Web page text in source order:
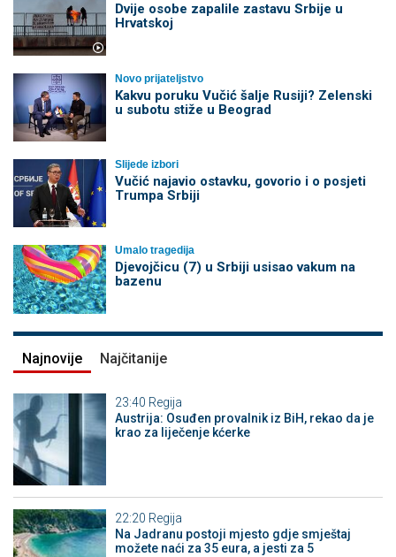
Dvije osobe zapalile zastavu Srbije u
Hrvatskoj
Novo prijateljstvo
Kakvu poruku Vučić šalje Rusiji? Zelenski
u subotu stiže u Beograd
Slijede izbori
Vučić najavio ostavku, govorio i o posjeti
Trumpa Srbiji
Umalo tragedija
Djevojčicu (7) u Srbiji usisao vakum na
bazenu
Najnovije Najčitanije
23:40 Regija
Austrija: Osuđen provalnik iz BiH, rekao da je
krao za liječenje kćerke
22:20 Regija
Na Jadranu postoji mjesto gdje smještaj
možete naći za 35 eura, a jesti za 5